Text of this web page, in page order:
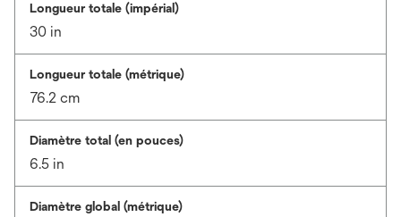
Longueur totale (impérial)
30 in
Longueur totale (métrique)
76.2 cm
Diamètre total (en pouces)
6.5 in
Diamètre global (métrique)